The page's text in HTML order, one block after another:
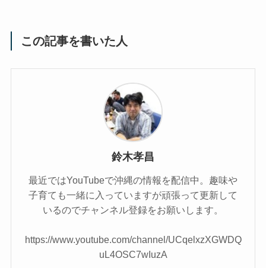
この記事を書いた人
鈴木孝昌
最近ではYouTubeで沖縄の情報を配信中。趣味や
子育ても一緒に入っていますが頑張って更新して
いるのでチャンネル登録をお願いします。
https://www.youtube.com/channel/UCqelxzXGWDQ
uL4OSC7wIuzA